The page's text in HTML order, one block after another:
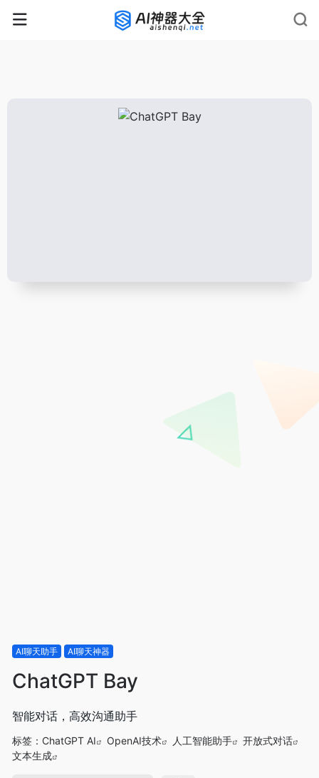
rnrn rnrn rnrn
AI聊天助手 AI聊天神器
ChatGPT Bay
智能对话，高效沟通助手
标签： ChatGPT AI OpenAI技术 人工智能助手
开放式对话
文本生成